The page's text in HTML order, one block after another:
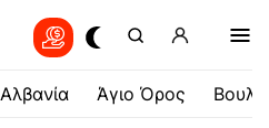
Αλβανία Άγιο Όρος